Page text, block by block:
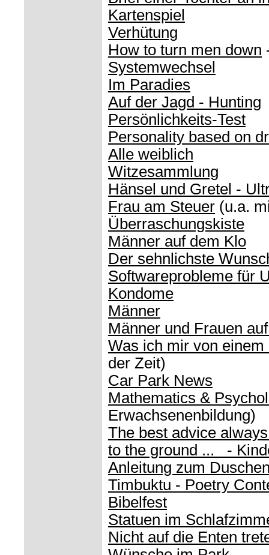
Kartenspiel
Verhütung
How to turn men down
Systemwechsel
Im Paradies
Auf der Jagd - Hunting
Persönlichkeits-Test
Personality based on
Alle weiblich
Witzesammlung
Hänsel und Gretel -
Frau am Steuer (u.a.
Überraschungskiste
Männer auf dem Klo
Der sehnlichste
Softwareprobleme für
Kondome
Männer
Männer und Frauen
Was ich mir von
der Zeit)
Car Park News
Mathematics &
Erwachsenenbildung)
The best advice
to the ground ... -
Anleitung zum
Timbuktu - Poetry
Bibelfest
Statuen im
Nicht auf die Enten